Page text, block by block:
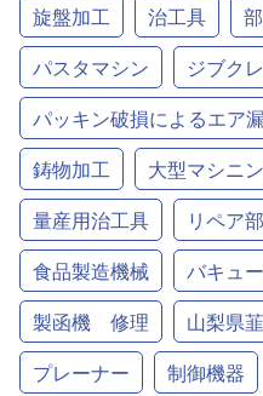
旋盤加工
治工具
パスタマシン
ジブク
パッキン破損によるエア
鋳物加工
大型マシニ
量産用治工具
リペア
食品製造機械
バキュ
製函機 修理
山梨県
プレーナー
制御機器